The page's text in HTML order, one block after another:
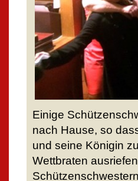
Einige
nach Hause, so
und seine Königin
Wettbraten